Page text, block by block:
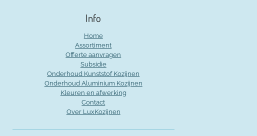
Info
Home
Assortiment
Offerte aanvragen
Subsidie
Onderhoud Kunststof Kozijnen
Onderhoud Aluminium Kozijnen
Kleuren en afwerking
Contact
Over LuxKozijnen